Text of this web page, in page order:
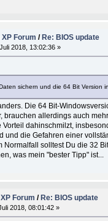
Forum / Re: BIOS update
2018, 13:02:36 »
sichern und die 64 Bit Version
Die 64 Bit-
brauchen allerdings auch
Vorteil dahinschmilzt,
und die Gefahren einer
Normalfall solltest Du die 32
was mein "bester Tipp" ist...
Forum /Re: BIOS update
2018, 08:01:42 »